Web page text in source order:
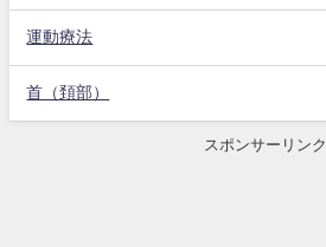
運動療法
首（頚部）
スポンサーリンク